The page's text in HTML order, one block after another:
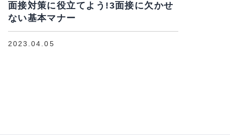
面接対策に役立てよう!3面接に欠かせ
ない基本マナー
2023.04.05